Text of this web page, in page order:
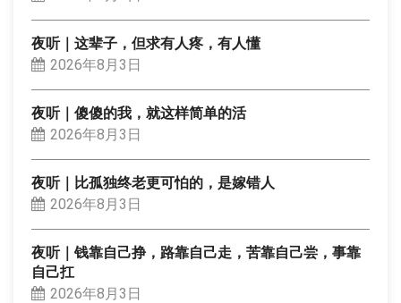
夜听｜这辈子，但求有人疼，有人懂
2026年8月3日
夜听｜傻傻的我，就这样简单的活
2026年8月3日
夜听｜比孤独终老更可怕的，是嫁错人
2026年8月3日
夜听｜钱靠自己挣，路靠自己走，苦靠自己尝，事靠
自己扛
2026年8月3日